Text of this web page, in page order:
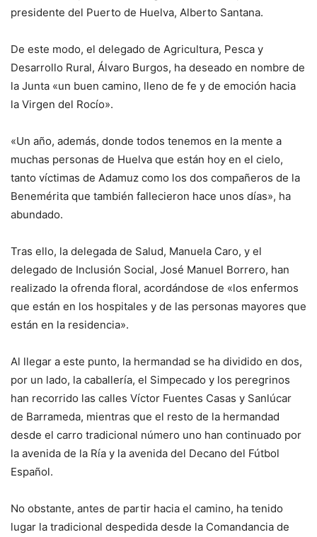
presidente del Puerto de Huelva, Alberto Santana.
De este modo, el delegado de Agricultura, Pesca y
Desarrollo Rural, Álvaro Burgos, ha deseado en nombre de
la Junta «un buen camino, lleno de fe y de emoción hacia
la Virgen del Rocío».
«Un año, además, donde todos tenemos en la mente a
muchas personas de Huelva que están hoy en el cielo,
tanto víctimas de Adamuz como los dos compañeros de la
Benemérita que también fallecieron hace unos días», ha
abundado.
Tras ello, la delegada de Salud, Manuela Caro, y el
delegado de Inclusión Social, José Manuel Borrero, han
realizado la ofrenda floral, acordándose de «los enfermos
que están en los hospitales y de las personas mayores que
están en la residencia».
Al llegar a este punto, la hermandad se ha dividido en dos,
por un lado, la caballería, el Simpecado y los peregrinos
han recorrido las calles Víctor Fuentes Casas y Sanlúcar
de Barrameda, mientras que el resto de la hermandad
desde el carro tradicional número uno han continuado por
la avenida de la Ría y la avenida del Decano del Fútbol
Español.
No obstante, antes de partir hacia el camino, ha tenido
lugar la tradicional despedida desde la Comandancia de